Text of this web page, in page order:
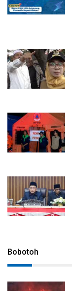
Bobotoh